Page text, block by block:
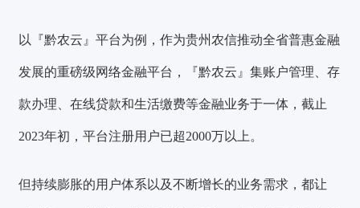
以『黔农云』平台为例，作为贵州农信推动全省普惠金融
发展的重磅级网络金融平台，『黔农云』集账户管理、存
款办理、在线贷款和生活缴费等金融业务于一体，截止
2023年初，平台注册用户已超2000万以上。
但持续膨胀的用户体系以及不断增长的业务需求，都让